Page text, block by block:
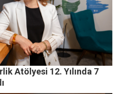
Atölyesi 12. Yılında 7